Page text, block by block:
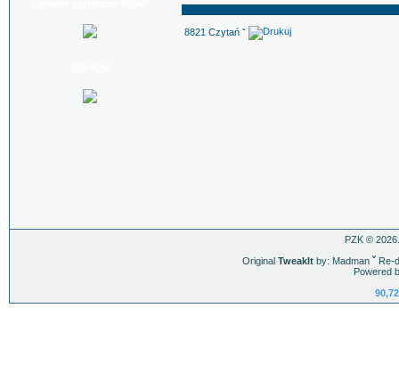
8821 Czytań ˇ
PZK ©
Original TweakItby: Madman ˇRe-
Powered